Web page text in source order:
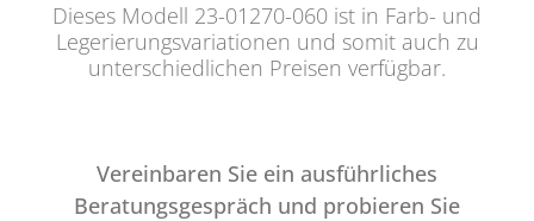
Dieses Modell 23-01270-060 ist in Farb- und
Legerierungsvariationen und somit auch zu
unterschiedlichen Preisen verfügbar.
Vereinbaren Sie ein ausführliches
Beratungsgespräch und probieren Sie